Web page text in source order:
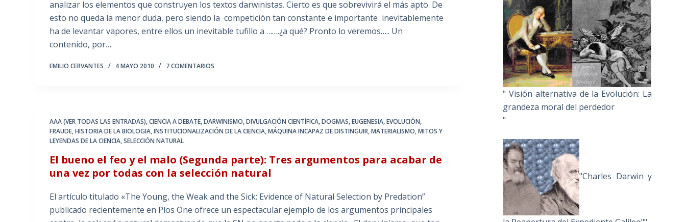
analizar los elementos que construyen los textos darwinistas. Cierto es que sobrevivirá el más apto. De
esto no queda la menor duda, pero siendo la competición tan constante e importante inevitablemente
ha de levantar vapores, entre ellos un inevitable tufillo a …….¿a qué? Pronto lo veremos….. Un
contenido, por…
EMILIO CERVANTES 4 MAYO 2010 7 COMENTARIOS
AAA (VER TODAS LAS ENTRADAS),CIENCIA A DEBATE,DARWINISMO,DIVULGACIÓN CIENTÍFICA,DOGMAS,EUGENESIA,EVOLUCIÓN,
FRAUDE,HISTORIA DE LA BIOLOGIA,INSTITUCIONALIZACIÓN DE LA CIENCIA,MÁQUINA INCAPAZ DE DISTINGUIR,MATERIALISMO,MITOS Y
LEYENDAS DE LA CIENCIA,SELECCIÓN NATURAL
El bueno el feo y el malo (Segunda parte): Tres argumentos para acabar de
una vez por todas con la selección natural
El artículo titulado «The Young, the Weak and the Sick: Evidence of Natural Selection by Predation”
publicado recientemente en Plos One ofrece un espectacular ejemplo de los argumentos principales
" Visión alternativa de la Evolución: La
grandeza moral del perdedor
"
"Charles Darwin y